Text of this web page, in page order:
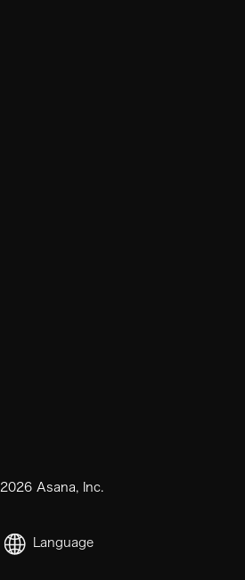
2026Asana, Inc.
Language